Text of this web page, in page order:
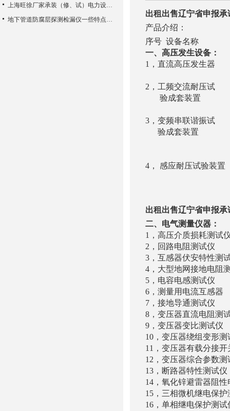
出租出售辽宁省申报
产品介绍：
序号 设备
一、高压发生设备：
1，直流高压发生
2，工频交流耐压试
验成套装置 YD
3，变频串联谐振
验成套装置
4， 感应耐压试验装
出租出售辽宁省申报
二、电气测量仪器：
1，高压介质损
2，回路电阻测试
3，互感器伏安特
4，大型地网接地
5，电容电感
6，测量用电流互
7，接地导通测
8，变压器直流电
9，变压器变比
10，变压器绕组变形
11，变压器有载分
12，变压器综合
13，断路器特
14，氧化锌避雷器
15，三相微机继
16，单相继电保
上海旺徐厂家承装（修、试）电力设施许可证管理办法
地下管道防腐层探测检漏仪一些特点介绍以及组成结构